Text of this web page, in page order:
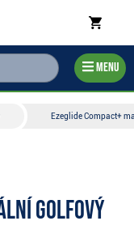
Menu
Ezeglide Compact+
golfový